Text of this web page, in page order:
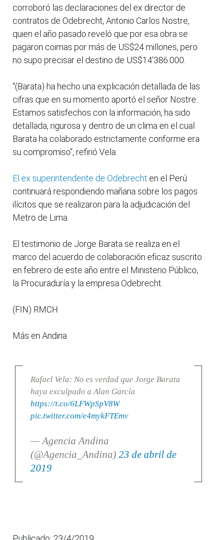
corroboró las declaraciones del ex director de
contratos de Odebrecht, Antonio Carlos Nostre,
quien el año pasado reveló que por esa obra se
pagaron coimas por más de US$24 millones, pero
no supo precisar el destino de US$14’386.000.
“(Barata) ha hecho una explicación detallada de las
cifras que en su momento aportó el señor Nostre.
Estamos satisfechos con la información, ha sido
detallada, rigurosa y dentro de un clima en el cual
Barata ha colaborado estrictamente conforme era
su compromiso”, refirió Vela.
El ex superintendente de Odebrecht en el Perú
continuará respondiendo mañana sobre los pagos
ilícitos que se realizaron para la adjudicación del
Metro de Lima.
El testimonio de Jorge Barata se realiza en el
marco del acuerdo de colaboración eficaz suscrito
en febrero de este año entre el Ministerio Público,
la Procuraduría y la empresa Odebrecht.
(FIN) RMCH
Más en Andina
Rafael Vela: No es verdad que Jorge Barata
haya exculpado a Alan García
https://t.co/6LFWpSpV8W
pic.twitter.com/e4mykFTEmv
— Agencia Andina
(@Agencia_Andina) 23 de abril de
2019